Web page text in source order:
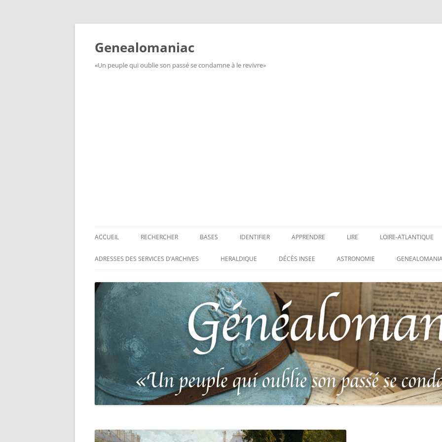
Aller
Genealomaniac
«Un peuple qui oublie son passé se condamne à le revivre»
ACCUEIL RECHERCHER
RECHERCHER UN SOLDAT
RECHERCHER UNE CARTE DE
COMBATTANT
RECHERCHER UN RÉSISTANT
RECHERCHER UN PRISONNIER DE
GUERRE
RECHERCHER UNE VICTIME DES
PERSÉCUTIONS NAZIS
RECHERCHER UN SOLDAT
RECHERCHER UN SOLDAT
BASES
BASE DES CONDAMNATIONS À
BASE DES HISTORIQUES
RÉGIMENTAIRES
BASE DE RECHERCHE DES
TABLEAUX D’HONNEUR DE
L’ILLUSTRATION, VÉRITABLE LIVRE
D’OR, RÉUNISSANT LES PORTRAITS
DES PLUS HÉROÏQUES SOLDATS
DE 1914-1918
BASE DES DISPARUS DU JOURNAL
PHARE DE LA LOIRE – « HOMMAGE
IDENTIFIER
INSIGNES, ATTRIBUTS ET GRADES
IDENTIFIER UNE PATTE DE COLLET
(INSIGNE DE COL)
IDENTIFIER UNE MÉDAILLE OU
DÉCORATION
LEXIQUE DES ABRÉVIATIONS
MILITAIRES
CATALOGUES DES OBLITÉRATIONS
MILITAIRES FRANÇAISES 1914-1918
APPRENDRE
APPRENDRE
LIRE
LIRE
LOIRE-ATLANTIQUE
LES ENFANTS DU
CARRÉ MILITAIRE
CLION-SUR-MER
LES SOLDATS
N°65 – LE CLION-
LE CLION-SUR-MER :
AUX MORTS VIRTUEL
FRANCO-ALLEMANDE
1871
ADRESSES DES SERVICES D’ARCHIVES HERALDIQUE DÉCÈS INSEE ASTRONOMIE